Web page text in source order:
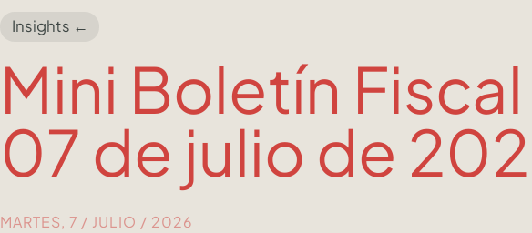
Insights ←
Mini Boletín
07 de julio de
MARTES, 7 / JULIO / 2026